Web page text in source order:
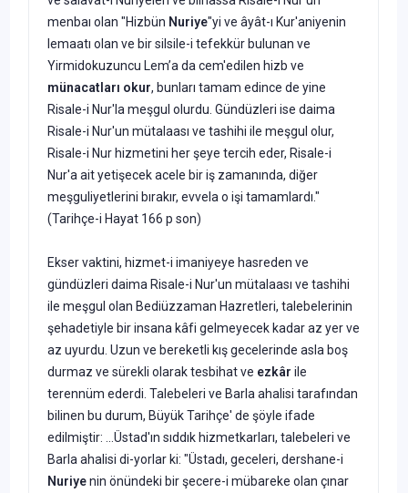
menbaı olan "Hizbün Nuriye"yi ve âyât-ı Kur'aniyenin
lemaatı olan ve bir silsile-i tefekkür bulunan ve
Yirmidokuzuncu Lem’a da cem'edilen hizb ve
münacatları okur, bunları tamam edince de yine
Risale-i Nur'la meşgul olurdu. Gündüzleri ise daima
Risale-i Nur'un mütalaası ve tashihi ile meşgul olur,
Risale-i Nur hizmetini her şeye tercih eder, Risale-i
Nur'a ait yetişecek acele bir iş zamanında, diğer
meşguliyetlerini bırakır, evvela o işi tamamlardı."
(Tarihçe-i Hayat 166 p son)
Ekser vaktini, hizmet-i imaniyeye hasreden ve
gündüzleri daima Risale-i Nur'un mütalaası ve tashihi
ile meşgul olan Bediüzzaman Hazretleri, talebelerinin
şehadetiyle bir insana kâfi gelmeyecek kadar az yer ve
az uyurdu. Uzun ve bereketli kış gecelerinde asla boş
durmaz ve sürekli olarak tesbihat ve ezkâr ile
terennüm ederdi. Talebeleri ve Barla ahalisi tarafından
bilinen bu durum, Büyük Tarihçe' de şöyle ifade
edilmiştir: ...Üstad'ın sıddık hizmetkarları, talebeleri ve
Barla ahalisi di-yorlar ki: "Üstadı, geceleri, dershane-i
Nuriyenin önündeki bir şecere-i mübareke olan çınar